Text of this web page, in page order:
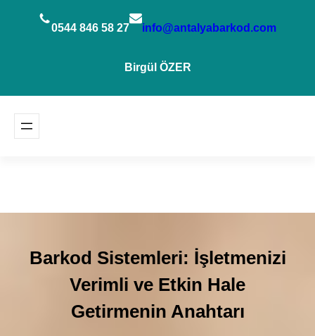
0544 846 58 27 info@antalyabarkod.com
Birgül ÖZER
Barkod Sistemleri: İşletmenizi
Verimli ve Etkin Hale
Getirmenin Anahtarı